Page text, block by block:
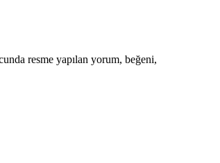
resme yapılan yorum, beğeni,